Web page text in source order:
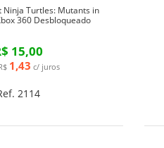
Ninja Turtles: Mutants in
360 Desbloqueado
15,00
1,43 c/ juros
2114